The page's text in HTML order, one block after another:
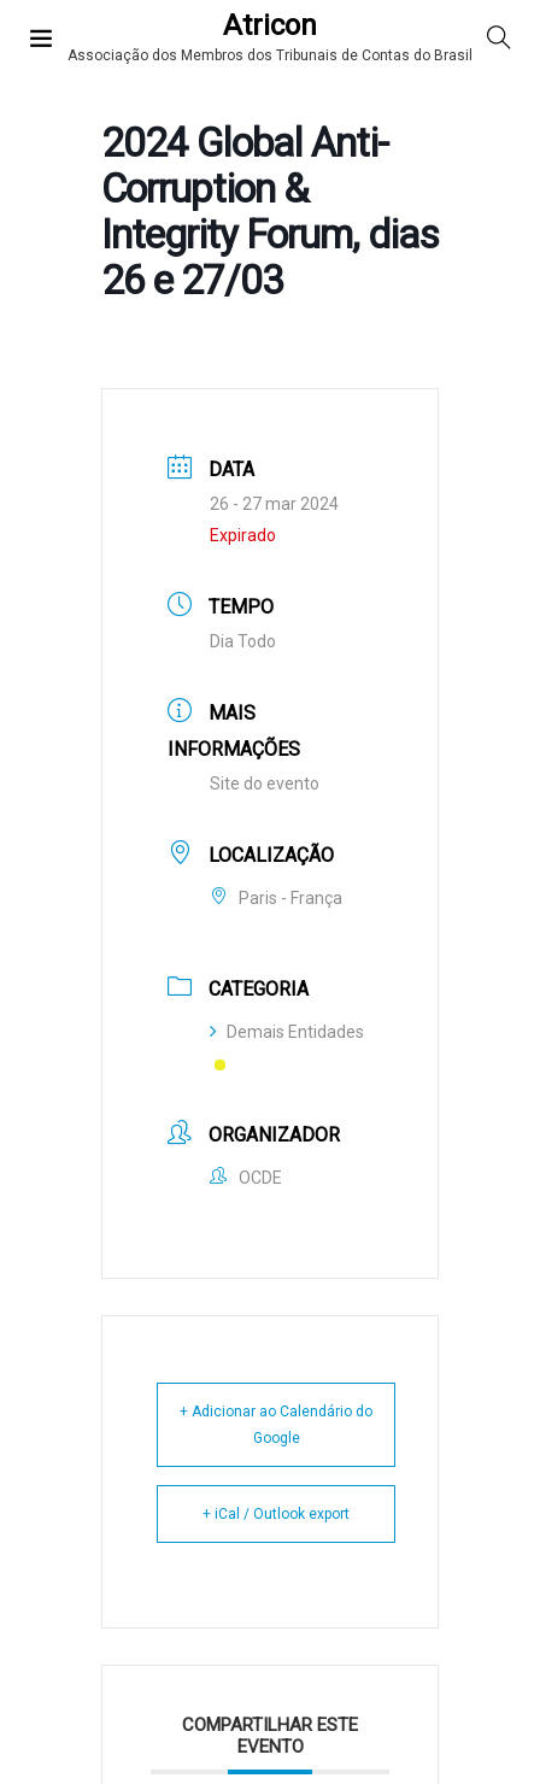
Atricon
Associação dos Membros dos Tribunais de Contas do Brasil
2024 Global Anti-
Corruption &
Integrity Forum, dias
26 e 27/03
DATA
26 - 27 mar 2024
Expirado
TEMPO
Dia Todo
MAIS
INFORMAÇÕES
Site do evento
LOCALIZAÇÃO
Paris - França
CATEGORIA
Demais Entidades
ORGANIZADOR
OCDE
+ Adicionar ao Calendário do
Google
+ iCal / Outlook export
COMPARTILHAR ESTE
EVENTO